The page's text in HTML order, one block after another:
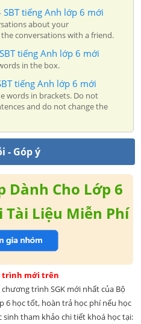
tiếng Anh lớp 6 mới
about your
conversations with a friend.
tiếng Anh lớp 6 mới
in the box.
tiếng Anh lớp 6 mới
words in brackets. Do not
and do not change the
- Góp ý
Dành Cho Lớp 6
Tài Liệu Miễn Phí
trình mới trên
trình SGK mới nhất của Bộ
6 học tốt, hoàn trả học phí nếu học
tham khảo chi tiết khoá học tại: